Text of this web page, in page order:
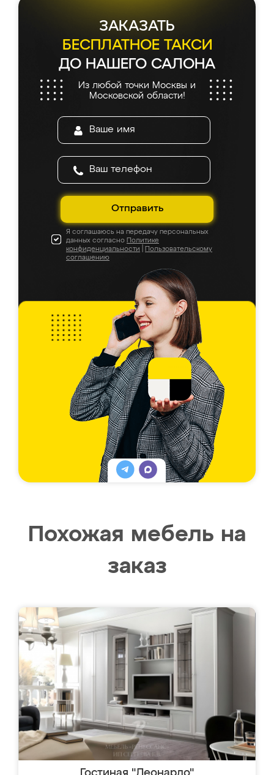
ЗАКАЗАТЬ
БЕСПЛАТНОЕ ТАКСИ
ДО НАШЕГО САЛОНА
Из любой точки Москвы и
Московской области!
Отправить
Я соглашаюсь на передачу персональных
данных согласно Политике
конфиденциальности
Пользовательскому
соглашению
Похожая мебель на
заказ